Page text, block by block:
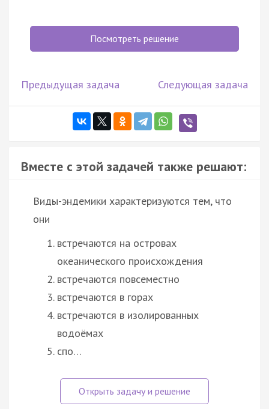
Посмотреть решение
Предыдущая задача Следующая задача
Вместе с этой задачей также решают:
Виды-эндемики характеризуются тем, что
они
встречаются на островах
океанического происхождения
встречаются повсеместно
встречаются в горах
встречаются в изолированных
водоёмах
спо…